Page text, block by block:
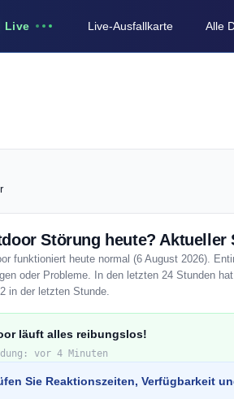
Live Live-Ausfallkarte Alle
Störung heute? Aktueller
funktioniert heute normal (6 August 2026).
oder Probleme. In den letzten 24 Stunden
in der letzten Stunde.
läuft alles reibungslos!
vor 4 Minuten
Sie Reaktionszeiten, Verfügbarkeit